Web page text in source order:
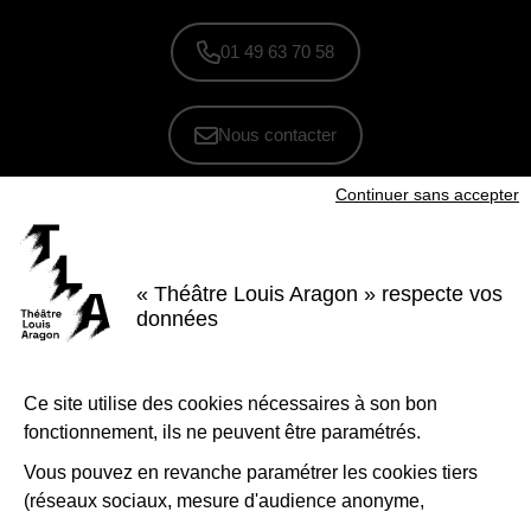
« Théâtre Louis Aragon » respecte vos
données
Ce site utilise des cookies nécessaires à son bon
fonctionnement, ils ne peuvent être paramétrés.
Vous pouvez en revanche paramétrer les cookies tiers
(réseaux sociaux, mesure d'audience anonyme,
Continuer sans accepter
01 49 63 70 58
Nous contacter
Facebook
Instagram
YoutubeLinkedIn
Le Théâtre Louis Aragon, scène conventionnée d'intérêt national Art et
création - danse, est soutenu par la Ville de Tremblay-en-France, le
Département de la Seine-Saint-Denis, la Région Île-de-France et le
de-France.